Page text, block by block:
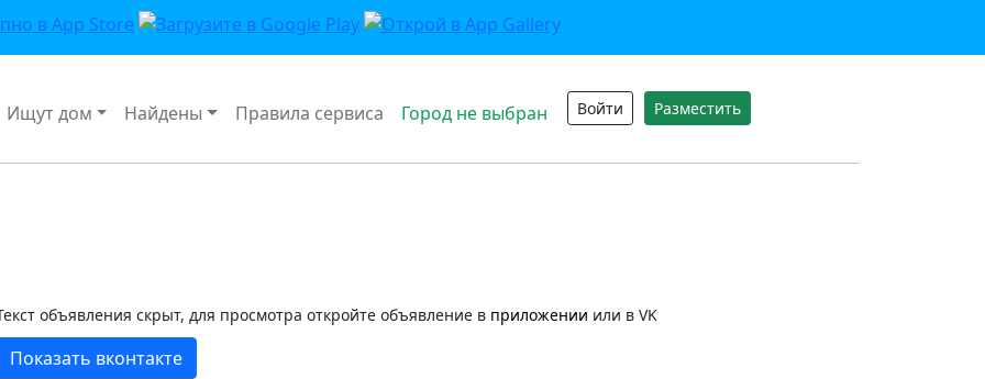
Ищут дом Найдены Правила сервиса Город не выбран Войти Разместить
объявления скрыт, для просмотра откройте объявление в приложении или в VK
Показать вконтакте